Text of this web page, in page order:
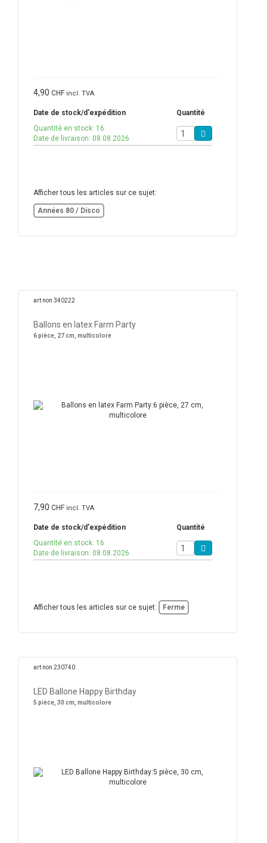
4,90 CHF incl. TVA
Date de stock/d'expédition
Quantité
Quantité en stock: 16
Date de livraison: 08.08.2026
Afficher tous les articles sur ce sujet:
Années 80 / Disco
art non 340222
Ballons en latex Farm Party
6 pièce, 27 cm, multicolore
7,90 CHF incl. TVA
Date de stock/d'expédition
Quantité
Quantité en stock: 16
Date de livraison: 08.08.2026
Afficher tous les articles sur ce sujet: Ferme
art non 230740
LED Ballone Happy Birthday
5 pièce, 30 cm, multicolore